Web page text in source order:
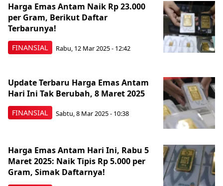
FINANSIAL
Harga Emas Antam Naik Rp 23.000
per Gram, Berikut Daftar
Terbarunya!
Rabu, 12 Mar 2025 - 12:42
FINANSIAL
Update Terbaru Harga Emas Antam
Hari Ini Tak Berubah, 8 Maret 2025
Sabtu, 8 Mar 2025 - 10:38
Harga Emas Antam Hari Ini, Rabu 5
Maret 2025: Naik Tipis Rp 5.000 per
Gram, Simak Daftarnya!